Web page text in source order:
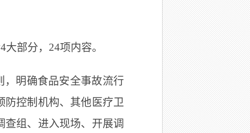
部分，24项内容。
明确食品安全事故流行
控制机构、其他医疗卫
组、进入现场、开展调